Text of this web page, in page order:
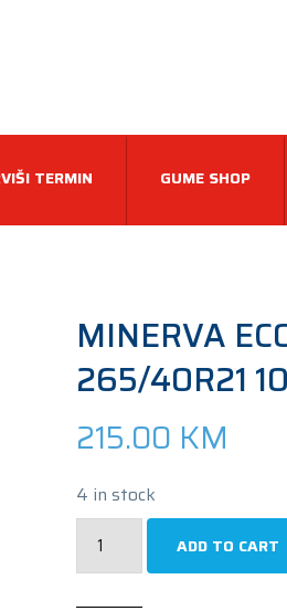
TERMIN GUME SHOP
MINERVA
265/40R21
215.00 KM
4 in stock
ADD TO CART